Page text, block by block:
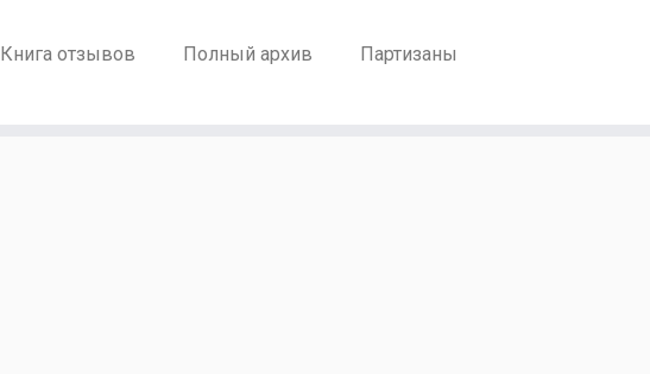
Книга отзывов Полный архив
Партизаны